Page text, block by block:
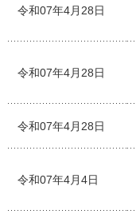
令和07年4月28日
令和07年4月28日
令和07年4月28日
令和07年4月4日